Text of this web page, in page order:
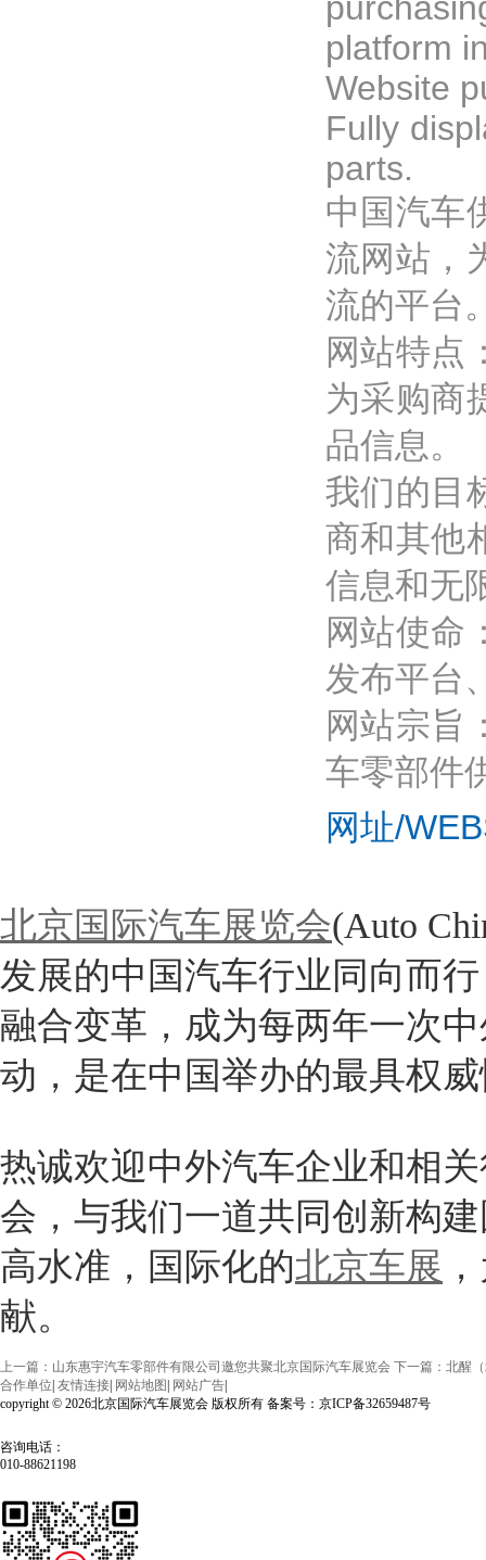
platform
Website
Fully
parts.
中国汽车
流网站，
流的平台
网站特点
为采购商
品信息。
我们的目
商和其他
信息和无
网站使命
发布平台
网站宗旨
车零部件
网址/
北京国际汽车展览会(Auto
发展的中国汽车行业同向而
融合变革，成为每两年一次
动，是在中国举办的最具权
热诚欢迎中外汽车企业和相
会，与我们一道共同创新构
高水准，国际化的北京车展
献。
上一篇：山东惠宇汽车零部件有限公司邀您共聚北京国际汽车展览会 下一篇：北醒
合作单位 友情连接 网站地图 网站广告
copyright © 2026北京国际汽车展览会 版权所有 备案号：京ICP备32659487号
咨询电话：
010-88621198